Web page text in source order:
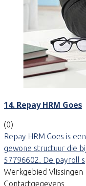
14. Repay HRM Goes
(0)
Repay HRM Goes is
gewone structuur die
57796602. De payroll
Werkgebied Vlissingen
Contactgegevens